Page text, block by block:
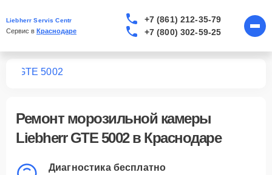
Liebherr Servis Centr
Сервис в Краснодаре
+7 (861) 212-35-79
+7 (800) 302-59-25
GTE 5002
Ремонт морозильной камеры
Liebherr GTE 5002в Краснодаре
Диагностика бесплатно